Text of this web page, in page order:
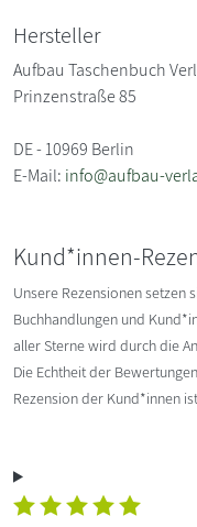
Hersteller
Aufbau Taschenbuch
Prinzenstraße 85
DE - 10969 Berlin
E-Mail: info@aufbau-
Kund*innen-
Unsere Rezensionen setzen
Buchhandlungen und
aller Sterne wird durch die
Die Echtheit der
Rezension der Kund*innen